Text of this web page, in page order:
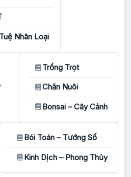
Nhân Loại
Trồng Trọt
Chăn Nuôi
Bonsai – Cây Cảnh
Bói Toán – Tướng Số
Kinh Dịch – Phong Thủy